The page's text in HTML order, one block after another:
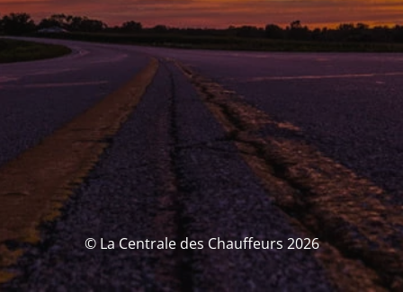
© La Centrale des Chauffeurs 2026